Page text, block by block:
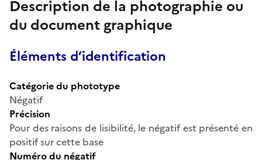
Description de la photographie ou
du document graphique
Éléments d’identification
Catégorie du phototype
Négatif
Précision
Pour des raisons de lisibilité, le négatif est présenté en
positif sur cette base
Numéro du négatif